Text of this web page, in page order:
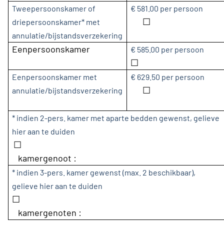
Tweepersoonskamer of
driepersoonskamer* met
annulatie/bijstandsverzekering
€ 581.00 per persoon
☐
Eenpersoonskamer € 585.00 per persoon
☐
Eenpersoonskamer met
annulatie/bijstandsverzekering
€ 629.50 per persoon
☐
* indien 2-pers. kamer met aparte bedden gewenst, gelieve
hier aan te duiden
☐
kamergenoot :
* indien 3-pers. kamer gewenst (max. 2 beschikbaar),
gelieve hier aan te duiden
☐
kamergenoten :